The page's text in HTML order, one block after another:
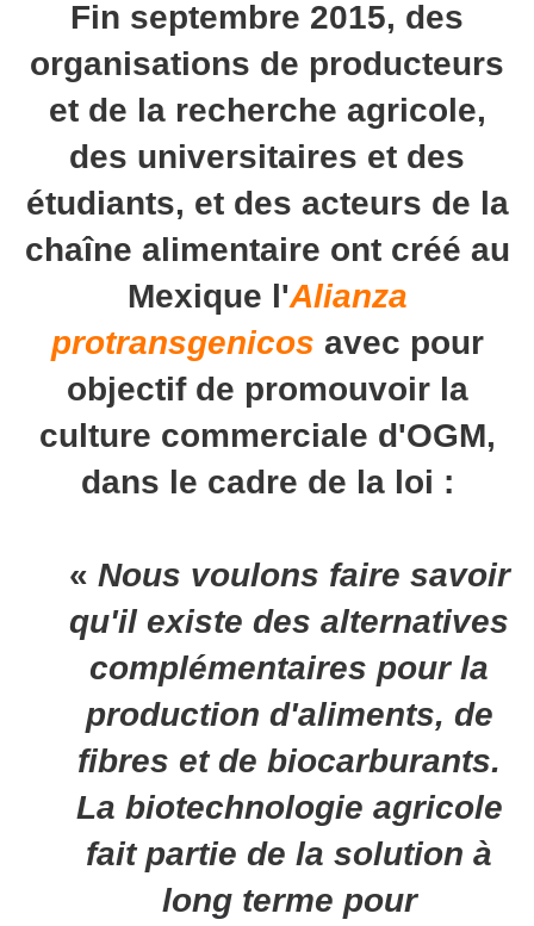
Fin septembre 2015, des
organisations de producteurs
et de la recherche agricole,
des universitaires et des
étudiants, et des acteurs de la
chaîne alimentaire ont créé au
Mexique l'Alianza
protransgenicos avec pour
objectif de promouvoir la
culture commerciale d'OGM,
dans le cadre de la loi :
« Nous voulons faire savoir
qu'il existe des alternatives
complémentaires pour la
production d'aliments, de
fibres et de biocarburants.
La biotechnologie agricole
fait partie de la solution à
long terme pour